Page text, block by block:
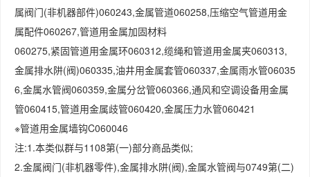
属阀门(非机器部件)060243,金属管道060258,压缩空气管道用金
属配件060267,管道用金属加固材料
060275,紧固管道用金属环060312,缆绳和管道用金属夹060313,
金属排水阱(阀)060335,油井用金属套管060337,金属雨水管06035
6,金属水管阀060359,金属分岔管060366,通风和空调设备用金属
管060415,管道用金属歧管060420,金属压力水管060421
※管道用金属墙钩C060046
注:1.本类似群与1108第(一)部分商品类似;
2.金属阀门(非机器零件),金属排水阱(阀),金属水管阀与0749第(二)